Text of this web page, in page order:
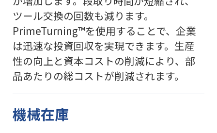
ツール交換の回数も減ります。
PrimeTurning™を使用することで、企業
は迅速な投資回収を実現できます。生産
性の向上と資本コストの削減により、部
品あたりの総コストが削減されます。
機械在庫